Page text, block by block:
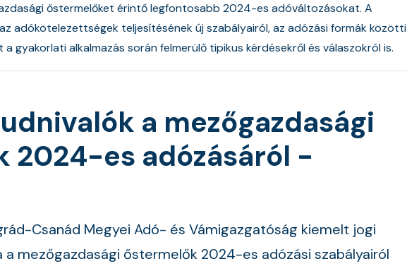
őstermelőket érintő legfontosabb 2024-es adóváltozásokat. A
adókötelezettségek teljesítésének új szabályairól, az adózási formák közötti
gyakorlati alkalmazás során felmerülő tipikus kérdésekről és válaszokról is.
a mezőgazdasági
2024-es adózásáról -
Csanád Megyei Adó- és Vámigazgatóság kiemelt jogi
a mezőgazdasági őstermelők 2024-es adózási szabályairól